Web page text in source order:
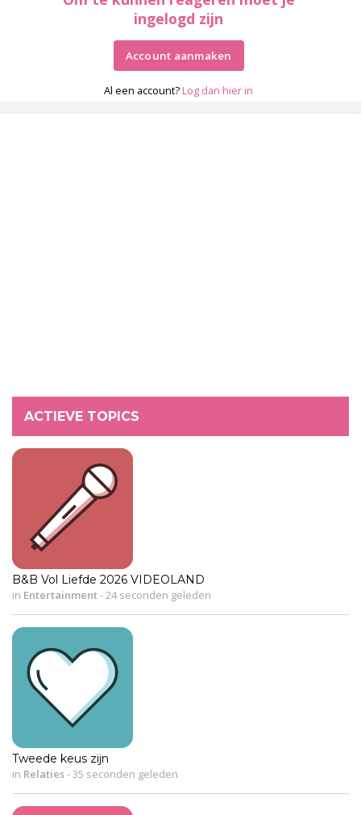
ingelogd zijn
Account aanmaken
Al een account? Log dan hier in
ACTIEVE TOPICS
B&B Vol Liefde 2026 VIDEOLAND
in Entertainment-24 seconden geleden
Tweede keus zijn
in Relaties-35 seconden geleden